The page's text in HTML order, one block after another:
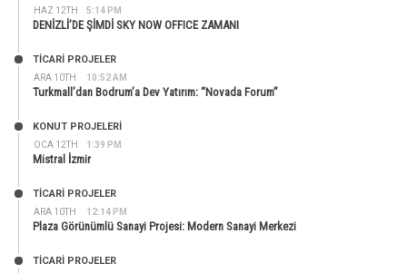
HAZ 12TH 5:14 PM
DENİZLİ’DE ŞİMDİ SKY NOW OFFICE ZAMANI
ARA 10TH 10:52 AM
TİCARİ PROJELER
Turkmall’dan Bodrum’a Dev Yatırım: “Novada Forum”
OCA 12TH 1:39 PM
KONUT PROJELERI
Mistral İzmir
ARA 10TH 12:14 PM
TİCARİ PROJELER
Plaza Görünümlü Sanayi Projesi: Modern Sanayi Merkezi
TİCARİ PROJELER